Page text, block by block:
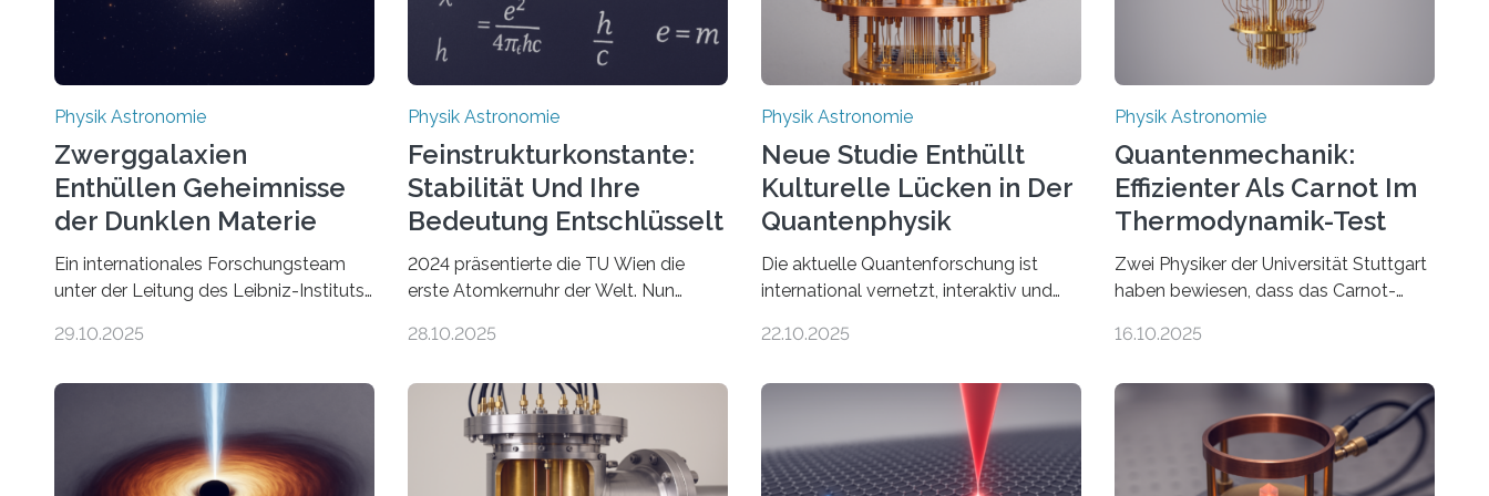
Physik Astronomie
Zwerggalaxien
Enthüllen Geheimnisse
der Dunklen Materie
Ein internationales Forschungsteam
unter der Leitung des Leibniz-Instituts
Licht in eine seit Jahrzehnten
warum Galaxien sich schneller drehen
als erwartet – und ob dieses Verhalten
durch unsichtbare Dunkle Materie oder
durch einen Zusammenbruch der
29.10.2025
Physik Astronomie
Feinstrukturkonstante:
Stabilität Und Ihre
Bedeutung Entschlüsselt
2024 präsentierte die TU Wien die
erste Atomkernuhr der Welt. Nun
auch einsetzen, um ungelösten Fragen
nachzugehen. Thorium-Atomkerne
lassen sich für ganz spezielle
Präzisions-Messungen verwenden. Das
hatte man jahrzehntelang vermutet,
28.10.2025
Physik Astronomie
Neue Studie Enthüllt
Kulturelle Lücken in Der
Quantenphysik
Die aktuelle Quantenforschung ist
international vernetzt, interaktiv und
etwa 100 neue Publikationen zum
zusammenarbeiten. Neue
Entwicklungen werden rasch
aufgenommen, meist innerhalb von
wenigen Wochen, und innovative Ideen
22.10.2025
Physik Astronomie
Quantenmechanik:
Effizienter Als Carnot Im
Thermodynamik-Test
Zwei Physiker der Universität Stuttgart
haben bewiesen, dass das Carnot-
Thermodynamik, nicht für Objekte in
deren physikalische Eigenschaften
miteinander verknüpft sind
(sogenannte korrelierte Objekte). Diese
Erkenntnis könnte zum Beispiel die
16.10.2025